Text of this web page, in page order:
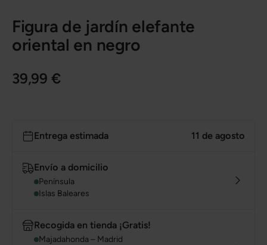
Figura de jardín elefante
oriental en negro
39,99 €
Entrega estimada 11 de agosto
Envío a domicilio
Península
Islas Baleares
Recogida en tienda ¡Gratis!
Majadahonda – Madrid